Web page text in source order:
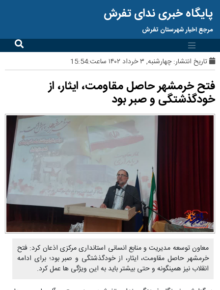
پایگاه خبری ندای تفرش
مرجع اخبار شهرستان تفرش
تاریخ انتشار:چهارشنبه, ۳ خرداد ۱۴۰۲ ساعت:15:54
فتح خرمشهر حاصل مقاومت، ایثار، از
خودگذشتگی و صبر بود
معاون توسعه مدیریت و منابع انسانی استانداری مرکزی اذعان کرد: فتح
خرمشهر حاصل مقاومت، ایثار، از خودگذشتگی و صبر بود؛ برای ادامه
انقلاب نیز همینگونه و حتی بیشتر باید به این ویژگی ها عمل کرد.